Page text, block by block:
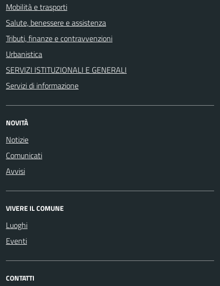
Mobilità e trasporti
Salute, benessere e assistenza
Tributi, finanze e contravvenzioni
Urbanistica
SERVIZI ISTITUZIONALI E GENERALI
Servizi di informazione
NOVITÀ
Notizie
Comunicati
Avvisi
VIVERE IL COMUNE
Luoghi
Eventi
CONTATTI